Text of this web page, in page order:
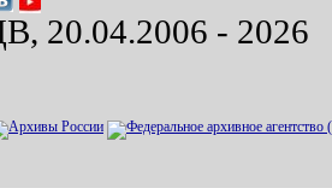
20.04.2006 - 2026